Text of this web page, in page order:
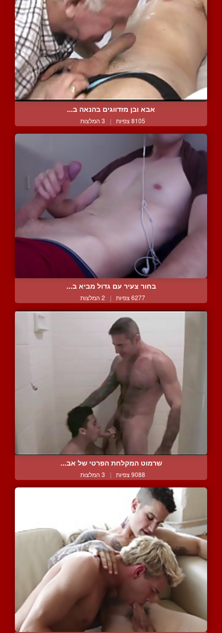
אבא ובן מזדווגים בהנאה ב...
8105 צפיות | 3 המלצות
בחור צעיר עם גדול מביא ב...
6277 צפיות | 2 המלצות
שרמוט המקלחת הפרטי של אב...
9088 צפיות | 3 המלצות